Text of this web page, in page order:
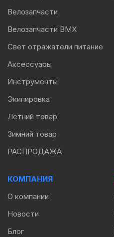
Велозапчасти
Велозапчасти BMX
Свет отражатели питание
Аксессуары
Инструменты
Экипировка
Летний товар
Зимний товар
РАСПРОДАЖА
КОМПАНИЯ
О компании
Новости
Блог